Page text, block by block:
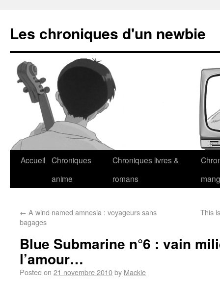
Les chroniques d'un newbie
Accueil Chroniques
anime
Chroniques livres &
romans
← A wind named amnesia : voyageurs sans
bagages
This
Blue Submarine n°6 : vain
l’amour…
Posted on 21 novembre 2010by Mackie